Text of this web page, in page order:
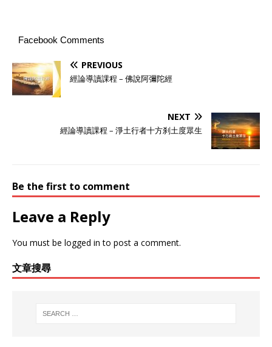
Facebook Comments
PREVIOUS
經論導讀課程 – 佛說阿彌陀經
NEXT
經論導讀課程 – 淨土行者​十方刹土度眾生
Be the first to comment
Leave a Reply
You must be logged in to post a comment.
文章搜尋